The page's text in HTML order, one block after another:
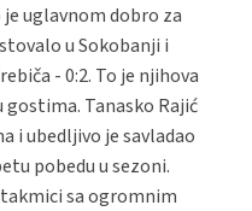
uglavnom dobro za
u Sokobanji i
- 0:2. To je njihova
gostima. Tanasko Rajić
i ubedljivo je savladao
pobedu u sezoni.
sa ogromnim